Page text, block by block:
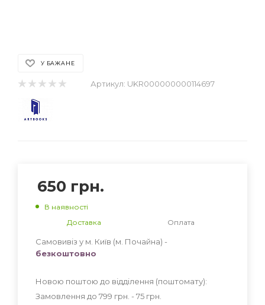
У БАЖАНЕ
Артикул: UKR000000000114697
650 грн.
В наявності
Доставка
Оплата
Самовивіз у м. Київ (м. Почайна) -
безкоштовно
Новою поштою до відділення (поштомату):
Замовлення до 799 грн. - 75 грн